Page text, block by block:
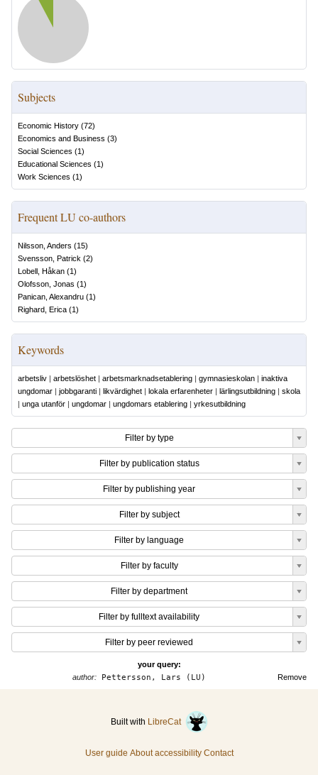
Subjects
Economic History (72)
Economics and Business (3)
Social Sciences (1)
Educational Sciences (1)
Work Sciences (1)
Frequent LU co-authors
Nilsson, Anders (15)
Svensson, Patrick (2)
Lobell, Håkan (1)
Olofsson, Jonas (1)
Panican, Alexandru (1)
Righard, Erica (1)
Keywords
arbetsliv | arbetslöshet | arbetsmarknadsetablering | gymnasieskolan | inaktiva
ungdomar | jobbgaranti | likvärdighet | lokala erfarenheter | lärlingsutbildning | skola
| unga utanför | ungdomar | ungdomars etablering | yrkesutbildning
Filter by type
Filter by publication status
Filter by publishing year
Filter by subject
Filter by language
Filter by faculty
Filter by department
Filter by fulltext availability
Filter by peer reviewed
your query:
Remove
author:Pettersson, Lars (LU)
Built with LibreCat
User guide About accessibility Contact